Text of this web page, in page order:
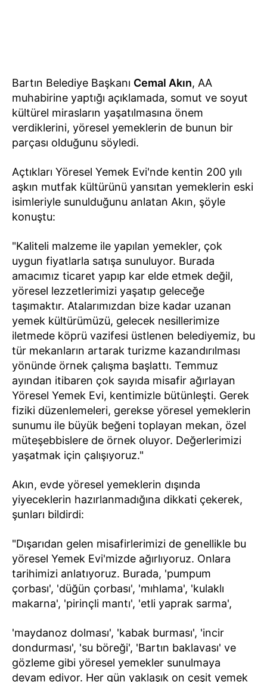
Bartın Belediye Başkanı Cemal Akın, AA
muhabirine yaptığı açıklamada, somut ve soyut
kültürel mirasların yaşatılmasına önem
verdiklerini, yöresel yemeklerin de bunun bir
parçası olduğunu söyledi.
Açtıkları Yöresel Yemek Evi'nde kentin 200 yılı
aşkın mutfak kültürünü yansıtan yemeklerin eski
isimleriyle sunulduğunu anlatan Akın, şöyle
konuştu:
"Kaliteli malzeme ile yapılan yemekler, çok
uygun fiyatlarla satışa sunuluyor. Burada
amacımız ticaret yapıp kar elde etmek değil,
yöresel lezzetlerimizi yaşatıp geleceğe
taşımaktır. Atalarımızdan bize kadar uzanan
yemek kültürümüzü, gelecek nesillerimize
iletmede köprü vazifesi üstlenen belediyemiz, bu
tür mekanların artarak turizme kazandırılması
yönünde örnek çalışma başlattı. Temmuz
ayından itibaren çok sayıda misafir ağırlayan
Yöresel Yemek Evi, kentimizle bütünleşti. Gerek
fiziki düzenlemeleri, gerekse yöresel yemeklerin
sunumu ile büyük beğeni toplayan mekan, özel
müteşebbislere de örnek oluyor. Değerlerimizi
yaşatmak için çalışıyoruz."
Akın, evde yöresel yemeklerin dışında
yiyeceklerin hazırlanmadığına dikkati çekerek,
şunları bildirdi:
"Dışarıdan gelen misafirlerimizi de genellikle bu
yöresel Yemek Evi'mizde ağırlıyoruz. Onlara
tarihimizi anlatıyoruz. Burada, 'pumpum
çorbası', 'düğün çorbası', 'mıhlama', 'kulaklı
makarna', 'pirinçli mantı', 'etli yaprak sarma',
'maydanoz dolması', 'kabak burması', 'incir
dondurması', 'su böreği', 'Bartın baklavası' ve
gözleme gibi yöresel yemekler sunulmaya
devam ediyor. Her gün yaklaşık on çeşit yemek